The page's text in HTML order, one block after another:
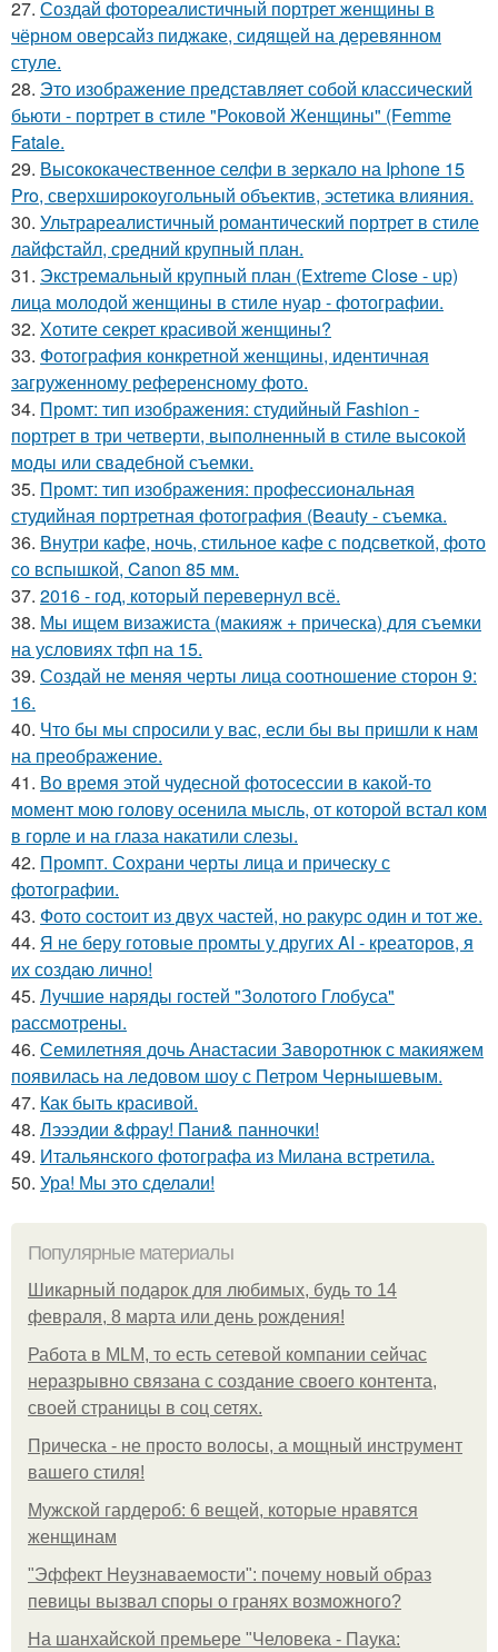
27. Создай фотореалистичный портрет женщины в
чёрном оверсайз пиджаке, сидящей на деревянном
стуле.
28. Это изображение представляет собой классический
бьюти - портрет в стиле "Роковой Женщины" (Femme
Fatale.
29. Высококачественное селфи в зеркало на Iphone 15
Pro, сверхширокоугольный объектив, эстетика влияния.
30. Ультрареалистичный романтический портрет в стиле
лайфстайл, средний крупный план.
31. Экстремальный крупный план (Extreme Close - up)
лица молодой женщины в стиле нуар - фотографии.
32. Хотите секрет красивой женщины?
33. Фотография конкретной женщины, идентичная
загруженному референсному фото.
34. Промт: тип изображения: студийный Fashion -
портрет в три четверти, выполненный в стиле высокой
моды или свадебной съемки.
35. Промт: тип изображения: профессиональная
студийная портретная фотография (Beauty - съемка.
36. Внутри кафе, ночь, стильное кафе с подсветкой, фото
со вспышкой, Canon 85 мм.
37. 2016 - год, который перевернул всё.
38. Мы ищем визажиста (макияж + прическа) для съемки
на условиях тфп на 15.
39. Создай не меняя черты лица соотношение сторон 9:
16.
40. Что бы мы спросили у вас, если бы вы пришли к нам
на преображение.
41. Во время этой чудесной фотосессии в какой-то
момент мою голову осенила мысль, от которой встал ком
в горле и на глаза накатили слезы.
42. Промпт. Сохрани черты лица и прическу с
фотографии.
43. Фото состоит из двух частей, но ракурс один и тот же.
44. Я не беру готовые промты у других AI - креаторов, я
их создаю лично!
45. Лучшие наряды гостей "Золотого Глобуса"
рассмотрены.
46. Семилетняя дочь Анастасии Заворотнюк с макияжем
появилась на ледовом шоу с Петром Чернышевым.
47. Как быть красивой.
48. Лэээдии &фрау! Пани& панночки!
49. Итальянского фотографа из Милана встретила.
50. Ура! Мы это сделали!
Популярные материалы
Шикарный подарок для любимых, будь то 14
февраля, 8 марта или день рождения!
Работа в MLM, то есть сетевой компании сейчас
неразрывно связана с создание своего контента,
своей страницы в соц сетях.
Прическа - не просто волосы, а мощный инструмент
вашего стиля!
Мужской гардероб: 6 вещей, которые нравятся
женщинам
"Эффект Неузнаваемости": почему новый образ
певицы вызвал споры о гранях возможного?
На шанхайской премьере "Человека - Паука: